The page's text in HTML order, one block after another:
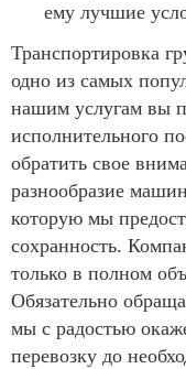
ему лучшие
Транспортировка
одно из самых
нашим услугам вы
исполнительного
обратить свое
разнообразие
которую мы
сохранность.
только в полном
Обязательно
мы с радостью
перевозку до